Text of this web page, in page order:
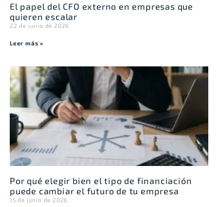
El papel del CFO externo en empresas que
quieren escalar
22 de junio de 2026
Leer más »
Por qué elegir bien el tipo de financiación
puede cambiar el futuro de tu empresa
15 de junio de 2026